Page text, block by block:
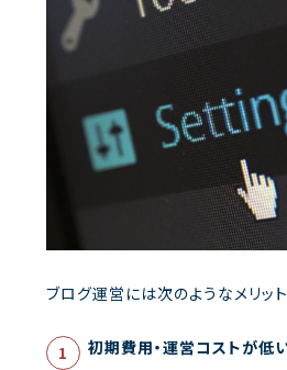
ブログ運営には次のようなメリット
初期費用・運営コストが低